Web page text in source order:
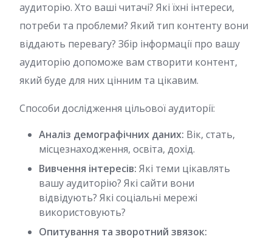
аудиторію. Хто ваші читачі? Які їхні інтереси,
потреби та проблеми? Який тип контенту вони
віддають перевагу? Збір інформації про вашу
аудиторію допоможе вам створити контент,
який буде для них цінним та цікавим.
Способи дослідження цільової аудиторії:
Аналіз демографічних даних: Вік, стать,
місцезнаходження, освіта, дохід.
Вивчення інтересів: Які теми цікавлять
вашу аудиторію? Які сайти вони
відвідують? Які соціальні мережі
використовують?
Опитування та зворотний звязок: